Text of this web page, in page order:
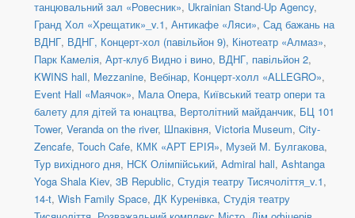
танцювальний зал «Ровесник», Ukrainian Stand-Up Agency,
Гранд Хол «Хрещатик»_v.1, Антикафе «Ляси», Сад бажань на
ВДНГ, ВДНГ, Концерт-хол (павільйон 9), Кінотеатр «Алмаз»,
Парк Камелія, Арт-клуб Видно і вино, ВДНГ, павільйон 2,
KWINS hall, Mezzanine, Вебінар, Концерт-холл «ALLEGRO»,
Event Hall «Маячок», Мала Опера, Київський театр опери та
балету для дітей та юнацтва, Вертолітний майданчик, БЦ 101
Tower, Veranda on the river, Шпаківня, Victoria Museum, City-
Zencafe, Touch Cafe, КМК «АРТ ЕРІЯ», Музей М. Булгакова,
Тур вихідного дня, НСК Олімпійський, Admiral hall, Ashtanga
Yoga Shala Kiev, 3B Republic, Студія театру Тисячоліття_v.1,
14-t, Wish Family Space, ДК Куренівка, Студія театру